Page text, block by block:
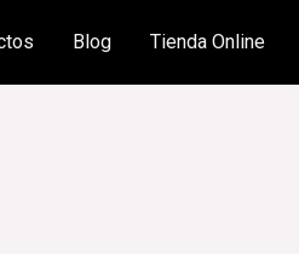
Blog Tienda Online